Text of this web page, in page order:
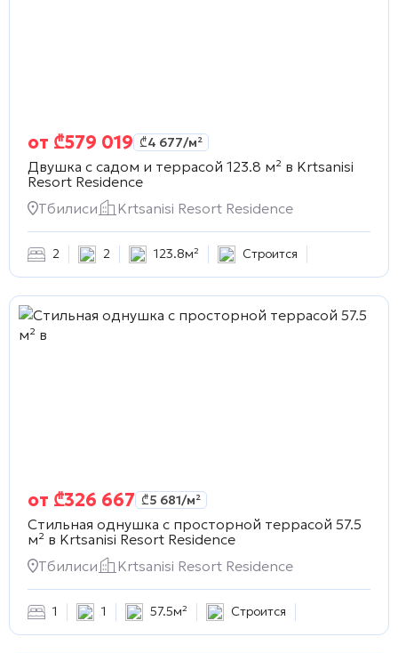
от ₾579 019 ₾4 677/м²
Двушка с садом и террасой 123.8 м² в Krtsanisi
Resort Residence
Тбилиси
Krtsanisi Resort Residence
2 2 123.8м² Строится
от ₾326 667 ₾5 681/м²
Стильная однушка с просторной террасой 57.5
м² в Krtsanisi Resort Residence
Тбилиси
Krtsanisi Resort Residence
1 1 57.5м² Строится